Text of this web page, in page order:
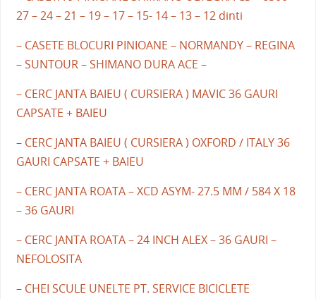
27 – 24 – 21 – 19 – 17 – 15- 14 – 13 – 12 dinti
– CASETE BLOCURI PINIOANE – NORMANDY – REGINA
– SUNTOUR – SHIMANO DURA ACE –
– CERC JANTA BAIEU ( CURSIERA ) MAVIC 36 GAURI
CAPSATE + BAIEU
– CERC JANTA BAIEU ( CURSIERA ) OXFORD / ITALY 36
GAURI CAPSATE + BAIEU
– CERC JANTA ROATA – XCD ASYM- 27.5 MM / 584 X 18
– 36 GAURI
– CERC JANTA ROATA – 24 INCH ALEX – 36 GAURI –
NEFOLOSITA
– CHEI SCULE UNELTE PT. SERVICE BICICLETE